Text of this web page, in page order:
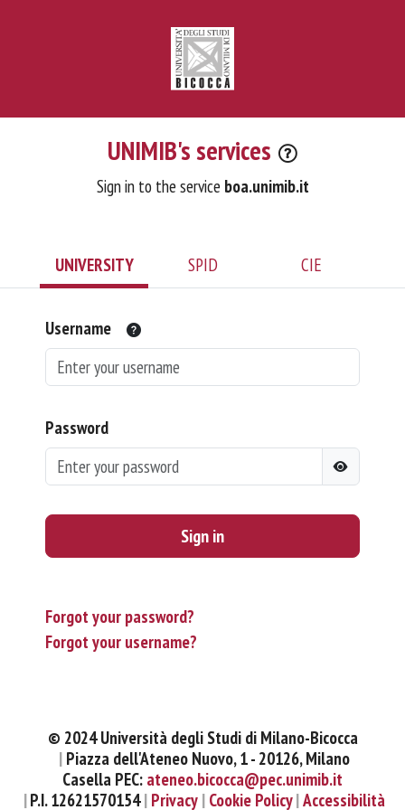
UNIMIB's services
Sign in to the service boa.unimib.it
UNIVERSITY SPID CIE
Username
Password
Sign in
Forgot your password?
Forgot your username?
© 2024 Università degli Studi di Milano-Bicocca
Piazza dell'Ateneo Nuovo, 1 - 20126, Milano
Casella PEC: ateneo.bicocca@pec.unimib.it
P.I. 12621570154 Privacy Cookie Policy Accessibilità